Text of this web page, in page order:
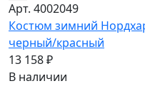
Арт. 4002049
Костюм зимний
черный/красный
13 158 ₽
В наличии